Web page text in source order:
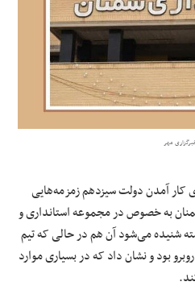
مهر
کار آمدن دولت سیزدهم زمزمه‌هایی
سمنان به خصوص در مجموعه استانداری و
شنیده می‌شود آن هم در حالی که تیم
بود و نشان داد که در بسیاری موارد